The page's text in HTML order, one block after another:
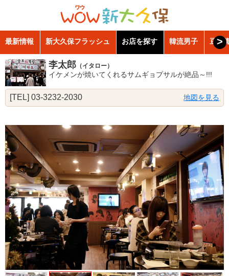
最新情報 新大久保フラッシュ お店を探す 韓流男子 豆知
>
李太郎 （イタロー）
イケメンが焼いてくれるサムギョプサルが絶品～!!!
[TEL] 03-3232-2030 地図を見る